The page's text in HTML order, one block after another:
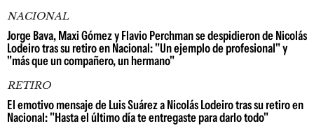
NACIONAL
Jorge Bava, Maxi Gómez y Flavio Perchman se despidieron de Nicolás
Lodeiro tras su retiro en Nacional: "Un ejemplo de profesional" y
"más que un compañero, un hermano"
RETIRO
El emotivo mensaje de Luis Suárez a Nicolás Lodeiro tras su retiro en
Nacional: "Hasta el último día te entregaste para darlo todo"